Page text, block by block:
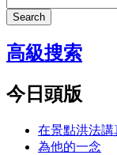
Search
高級搜索
今日頭版
在景點洪法
為他的一念